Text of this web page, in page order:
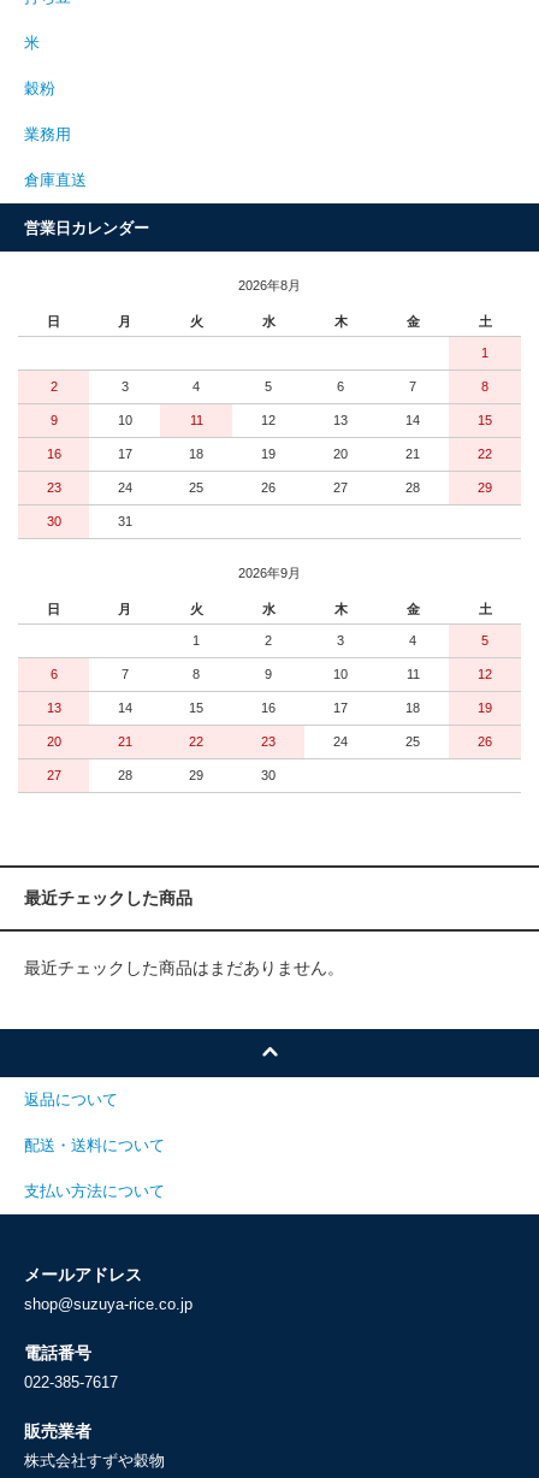
米
穀粉
業務用
倉庫直送
営業日カレンダー
2026年8月
日 月 火 水 木 金 土
1
2 3 4 5 6 7 8
9 10 11 12 13 14 15
16 17 18 19 20 21 22
23 24 25 26 27 28 29
30 31
2026年9月
日 月 火 水 木 金 土
1 2 3 4 5
6 7 8 9 10 11 12
13 14 15 16 17 18 19
20 21 22 23 24 25 26
27 28 29 30
最近チェックした商品
最近チェックした商品はまだありません。
返品について
配送・送料について
支払い方法について
メールアドレス
shop@suzuya-rice.co.jp
電話番号
022-385-7617
販売業者
株式会社すずや穀物